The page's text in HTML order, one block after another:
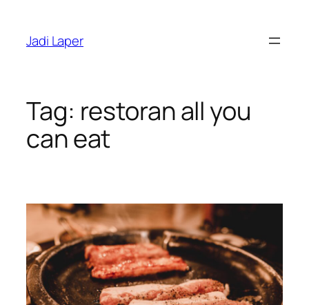
content
Jadi Laper
Tag: restoran all you
can eat